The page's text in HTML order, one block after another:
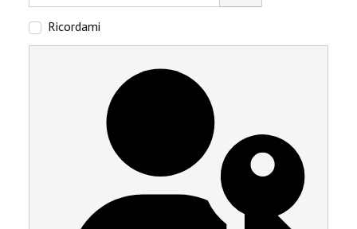
Mostra password
Ricordami